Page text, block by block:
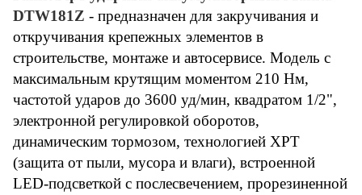
DTW181Z - предназначен для закручивания и
откручивания крепежных элементов в
строительстве, монтаже и автосервисе. Модель с
максимальным крутящим моментом 210 Нм,
частотой ударов до 3600 уд/мин, квадратом 1/2",
электронной регулировкой оборотов,
динамическим тормозом, технологией XPT
(защита от пыли, мусора и влаги), встроенной
LED-подсветкой с послесвечением, прорезиненной